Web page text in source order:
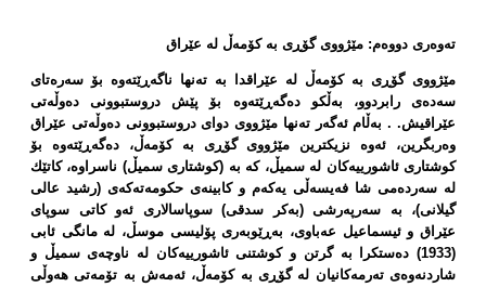
تەوەری دووەم: مێژووی گۆڕی بە كۆمەڵ لە عێراق
مێژووی گۆڕی بە كۆمەڵ لە عێراقدا بە تەنها ناگەڕێتەوە بۆ سەرەتای
سەدەی رابردوو، بەڵكو دەگەڕێتەوە بۆ پێش دروستبوونی دەوڵەتی
عێراقیش. . بەڵام ئەگەر تەنها مێژووی دوای دروستبوونی دەوڵەتی عێراق
وەربگرین، ئەوە نزیكترین مێژووی گۆڕی بە كۆمەڵ، دەگەڕێتەوە بۆ
كوشتاری ئاشورییەكان لە سمیڵ، كە بە (كوشتاری سمیڵ) ناسراوە، كاتێك
لە سەردەمی شا فەیسەڵی یەكەم و كابینەی حكومەتەكەی (رشید عالی
گیلانی)، بە سەرپەرشی (بەكر سدقی) سوپاسالاری ئەو كاتی سوپای
عێراق و ئیسماعیل عەباوی، بەڕێوبەری پۆلیسی موسڵ، لە مانگی ئابی
(1933) دەستكرا بە گرتن و كوشتنی ئاشورییەكان لە ناوچەی سمیڵ و
شاردنەوەی تەرمەكانیان لە گۆڕی بە كۆمەڵ، ئەمەش بە تۆمەتی هەوڵی